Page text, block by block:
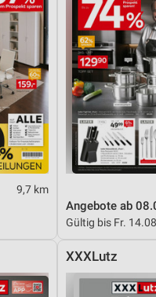
9,7 km
Angebote ab
Gültig bis Fr.
XXXLutz